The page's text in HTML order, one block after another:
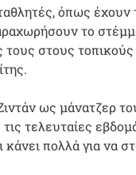
όπως έχουν
το
στους τοπικούς
ως μάνατζερ
τελευταίες
πολλά για να